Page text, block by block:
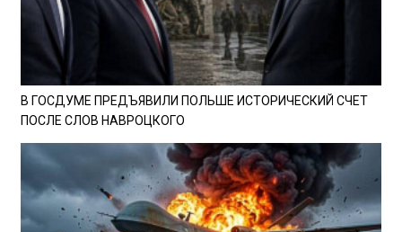
В ГОСДУМЕ ПРЕДЪЯВИЛИ ПОЛЬШЕ ИСТОРИЧЕСКИЙ СЧЕТ
ПОСЛЕ СЛОВ НАВРОЦКОГО